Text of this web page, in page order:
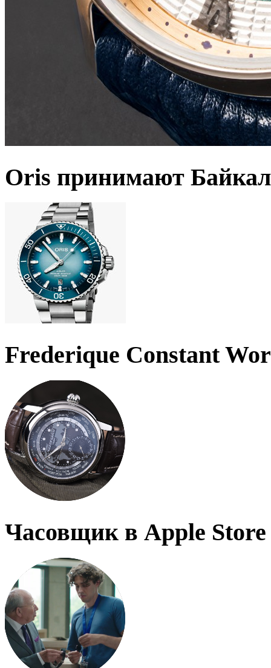
Oris принимают
Frederique Constant
Часовщик в Apple Store